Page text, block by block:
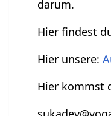
darum.
Hier findest
Hier unsere:
Hier kommst